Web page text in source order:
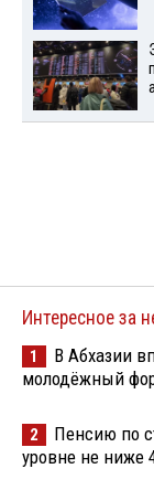
Интересное за
1
В Абхазии
молодёжный
2
Пенсию по
уровне не ниже